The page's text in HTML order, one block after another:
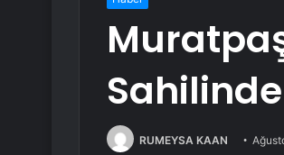
RUMEYSA KAAN